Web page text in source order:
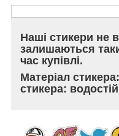
Наші стикери не
залишаються
час купівлі.
Матеріал
стикера: